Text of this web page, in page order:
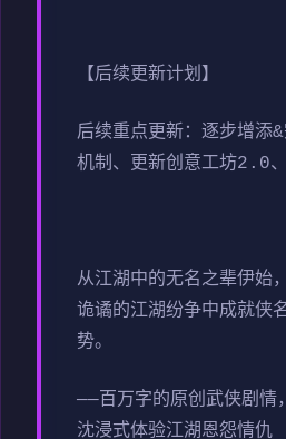
【后续更新计划】
后续重点更新：逐步增添
机制、更新创意工坊2.0
从江湖中的无名之辈伊始
诡谲的江湖纷争中成就侠
势。
——百万字的原创武侠剧情
沈浸式体验江湖恩怨情仇